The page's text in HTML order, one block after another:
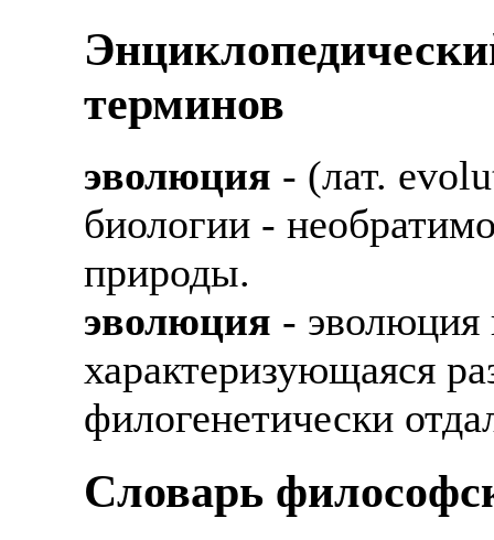
терминов
эволюция - (лат.
биологии -
природы.
эволюция - эволюция
характеризующаяся
филогенетически
Cловарь